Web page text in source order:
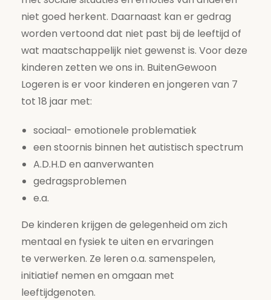
niet goed herkent. Daarnaast kan er gedrag
worden vertoond dat niet past bij de leeftijd of
wat maatschappelijk niet gewenst is. Voor deze
kinderen zetten we ons in. BuitenGewoon
Logeren is er voor kinderen en jongeren van 7
tot 18 jaar met:
sociaal- emotionele problematiek
een stoornis binnen het autistisch spectrum
A.D.H.D en aanverwanten
gedragsproblemen
e.a.
De kinderen krijgen de gelegenheid om zich
mentaal en fysiek te uiten en ervaringen
te verwerken. Ze leren o.a. samenspelen,
initiatief nemen en omgaan met
leeftijdgenoten.